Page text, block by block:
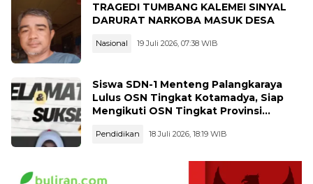
TRAGEDI TUMBANG KALEMEI SINYAL
DARURAT NARKOBA MASUK DESA
Nasional 19 Juli 2026, 07:38 WIB
Siswa SDN-1 Menteng Palangkaraya
Lulus OSN Tingkat Kotamadya, Siap
Mengikuti OSN Tingkat Provinsi
Pendidikan 18 Juli 2026, 18:19 WIB